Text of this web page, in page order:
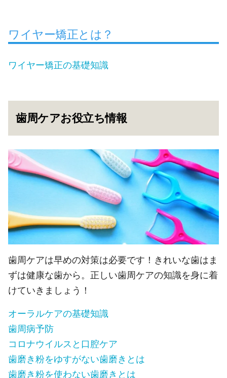
ワイヤー矯正とは？
ワイヤー矯正の基礎知識
歯周ケアお役立ち情報
歯周ケアは早めの対策は必要です！きれいな歯はま
ずは健康な歯から。正しい歯周ケアの知識を身に着
けていきましょう！
オーラルケアの基礎知識
歯周病予防
コロナウイルスと口腔ケア
歯磨き粉をゆすがない歯磨きとは
歯磨き粉を使わない歯磨きとは